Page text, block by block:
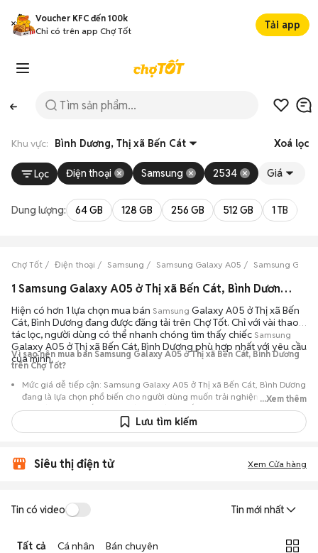
Voucher KFC đến 100k
Chỉ có trên app Chợ Tốt
Tải app
Khu vực: Bình Dương, Thị xã Bến Cát Xoá lọc
Lọc Điện thoại Samsung 2534 Giá
Dung lượng: 64 GB 128 GB 256 GB 512 GB 1 TB
Chợ Tốt Điện thoại Samsung Samsung Galaxy A05 Samsung
1 Samsung Galaxy A05 ở Thị xã Bến Cát, Bình Dương máy bền đẹp đang bán 08/2026
Hiện có hơn 1 lựa chọn mua bán Samsung Galaxy A05 ở Thị xã Bến
Cát, Bình Dương đang được đăng tải trên Chợ Tốt. Chỉ với vài thao
tác lọc, người dùng có thể nhanh chóng tìm thấy chiếc Samsung
Galaxy A05 ở Thị xã Bến Cát, Bình Dương phù hợp nhất với yêu cầu
của mình.
Vì sao nên mua bán Samsung Galaxy A05 ở Thị xã Bến Cát, Bình Dương
trên Chợ Tốt?
Mức giá dễ tiếp cận: Samsung Galaxy A05 ở Thị xã Bến Cát, Bình Dương
đang là lựa chọn phổ biến cho người dùng muốn trải nghiệm dòng máy
này với chi phí thấp hơn so với khi mới ra mắt.
Nguồn cung phong phú: Dễ dàng tìm thấySamsung
Giao dịch minh bạch: Việc gặp gỡ trực tiếp giúp người mua
tin đăng.
địa điểm giao nhận, chốt giao dịch nhanh chóng khi đạt được
...Xem thêm
Lưu tìm kiếm
Siêu thị điện tử Xem Cửa hàng
Tin có video Tin mới nhất
Tất cả Cá nhân Bán chuyên